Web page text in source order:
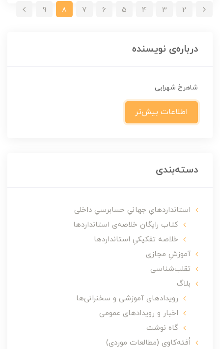
2
3
4
5
6
7
8
9
درباره‌ی نویسنده
شاهرخ شهرابی
اطلاعات بیش‌تر
دسته‌بندی
استانداردهایِ جهانیِ حسابرسیِ داخلی
کتاب رایگان خلاصه‌ی استانداردها
خلاصه تفکیکیِ استانداردها
آموزشِ مجازی
تقلب‌شناسی
بلاگ
رویدادهای آموزشی و سخنرانی‌ها
اخبار و رویدادهای عمومی
گاه نوشت
اُفته‌کاوی (مطالعات موردی)